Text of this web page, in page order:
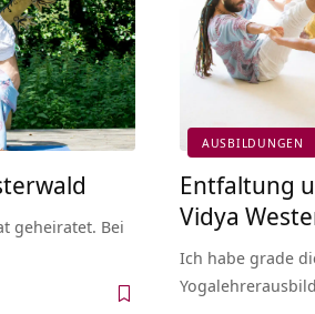
geheiratet. Bei
AUSBILDUNGEN
Entfaltung
Vidya
Ich habe grade